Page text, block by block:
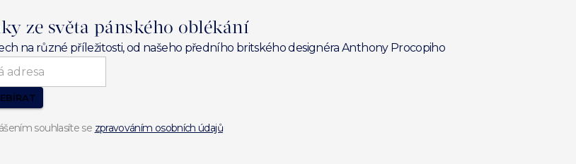
ze světa pánského oblékání
na různé příležitosti, od našeho předního britského designéra Anthony Procopiho
souhlasíte se zpravováním osobních údajů